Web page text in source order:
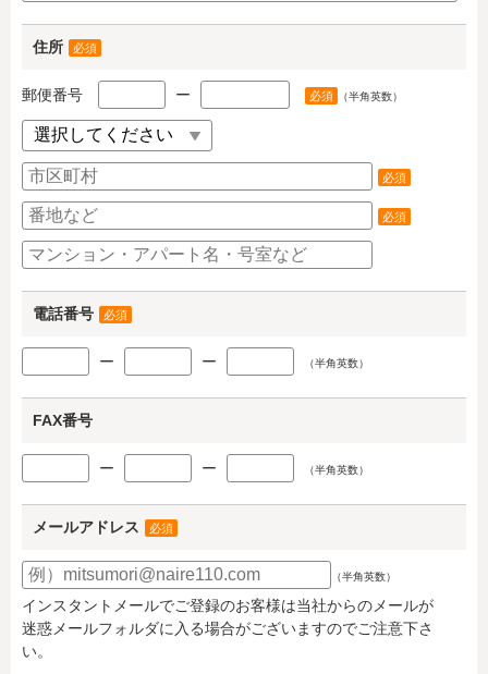
住所 必須
郵便番号 ー 必須 （半角英数）
必須
必須
電話番号 必須
ー ー （半角英数）
FAX番号
ー ー （半角英数）
メールアドレス 必須
（半角英数）
インスタントメールでご登録のお客様は当社からのメールが
迷惑メールフォルダに入る場合がございますのでご注意下さ
い。